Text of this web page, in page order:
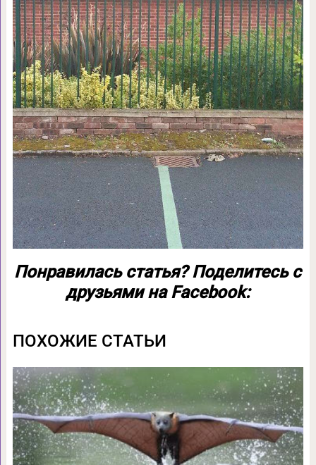
Понравилась статья? Поделитесь с
друзьями на Facebook:
ПОХОЖИЕ СТАТЬИ